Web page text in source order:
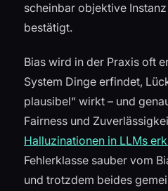
scheinbar objektive
bestätigt.
Bias wird in der Praxis oft
System Dinge erfindet,
plausibel“ wirkt – und
Fairness und
Halluzinationen in LLMs
Fehlerklasse sauber vom
und trotzdem beides